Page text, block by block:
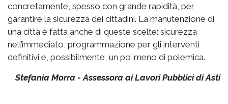
concretamente, spesso con grande rapidità, per
garantire la sicurezza dei cittadini. La manutenzione di
una città è fatta anche di queste scelte: sicurezza
nell’immediato, programmazione per gli interventi
definitivi e, possibilmente, un po’ meno di polemica.
Stefania Morra - Assessora ai Lavori Pubblici di Asti